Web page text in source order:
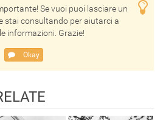
Se vuoi puoi lasciare un
stai consultando per aiutarci a
informazioni. Grazie!
Okay